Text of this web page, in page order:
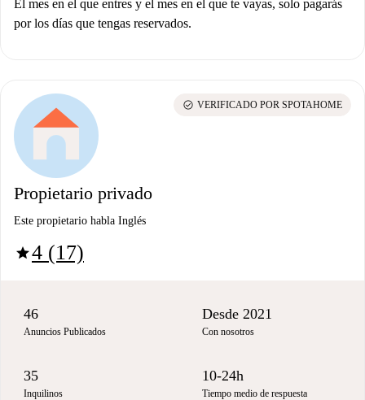
El mes en el que entres y el mes en el que te vayas, solo pagarás
por los días que tengas reservados.
Propietario privado
Este propietario habla Inglés
star4 (17)
check_circle VERIFICADO POR SPOTAHOME
46
Anuncios Publicados
Desde 2021
Con nosotros
35
Inquilinos
10-24h
Tiempo medio de respuesta